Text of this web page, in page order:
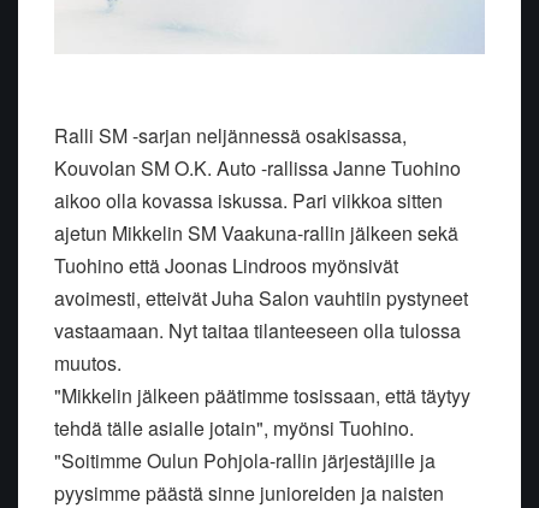
Ralli SM -sarjan neljännessä osakisassa,
Kouvolan SM O.K. Auto -rallissa Janne Tuohino
aikoo olla kovassa iskussa. Pari viikkoa sitten
ajetun Mikkelin SM Vaakuna-rallin jälkeen sekä
Tuohino että Joonas Lindroos myönsivät
avoimesti, etteivät Juha Salon vauhtiin pystyneet
vastaamaan. Nyt taitaa tilanteeseen olla tulossa
muutos.
"Mikkelin jälkeen päätimme tosissaan, että täytyy
tehdä tälle asialle jotain", myönsi Tuohino.
"Soitimme Oulun Pohjola-rallin järjestäjille ja
pyysimme päästä sinne junioreiden ja naisten